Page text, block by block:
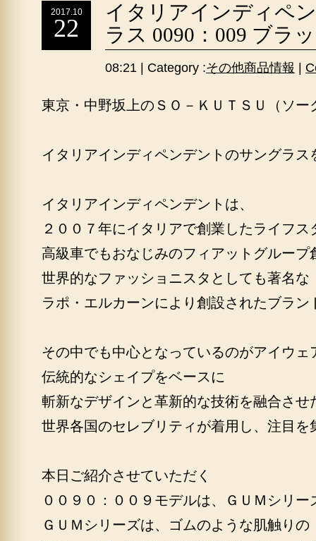
2017.10
22
イタリアインディペ
ラス 0090：009 ブラ
08:21 | Category :その他商品情報
東京・中野坂上のＳＯ－ＫＵＴＳＵ（ソー
イタリアインディペンデントのサングラス
イタリアインディペンデントは、
２００７年にイタリアで創業したライフス
高級車でもおなじみのフィアットグループ
世界的なファッショニスタとしても著名な
ラポ・エルカーンにより創設されたブラン
その中でも中心となっているのがアイウェ
伝統的なシェイプをベースに
斬新なデザインと革新的な技術を融合させ
世界各国のセレブリティが着用し、注目を
本日ご紹介させていただく
００９０：００９モデルは、ＧＵＭシリー
ＧＵＭシリーズは、ゴムのような肌触りの